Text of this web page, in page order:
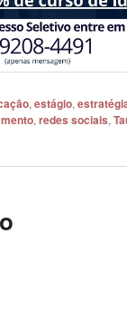
, estágio,
, redes sociais,